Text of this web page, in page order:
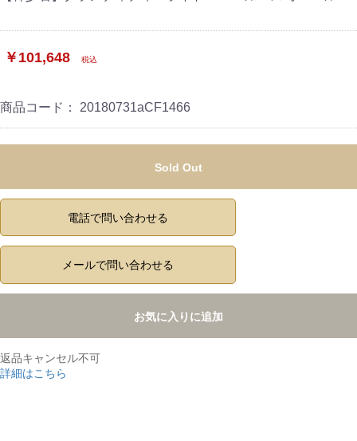
￥101,648 税込
商品コード： 20180731aCF1466
Sold Out
電話で問い合わせる
メールで問い合わせる
お気に入りに追加
返品キャンセル不可
詳細はこちら